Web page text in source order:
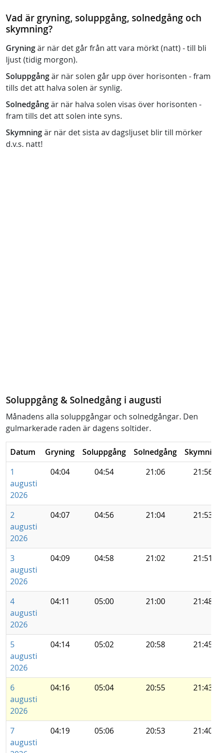
Vad är gryning, soluppgång, solnedgång och
skymning?
Gryningär när det går från att vara mörkt (natt) - till bli
ljust (tidig morgon).
Soluppgångär när solen går upp över horisonten - fram
tills det att halva solen är synlig.
Solnedgångär när halva solen visas över horisonten -
fram tills det att solen inte syns.
Skymningär när det sista av dagsljuset blir till mörker
d.v.s. natt!
Soluppgång & Solnedgång i augusti
Månadens alla soluppgångar och solnedgångar. Den
gulmarkerade raden är dagens soltider.
Datum Gryning Soluppgång Solnedgång
1
augusti
2026
04:04 04:54 21:06 21:56
2
augusti
2026
04:07 04:56 21:04 21:53
3
augusti
2026
04:09 04:58 21:02 21:51
4
augusti
2026
04:11 05:00 21:00 21:48
5
augusti
2026
04:14 05:02 20:58 21:45
6
augusti
2026
04:16 05:04 20:55 21:43
7
augusti
04:19 05:06 20:53 21:40